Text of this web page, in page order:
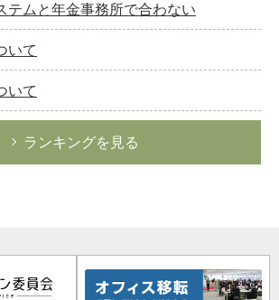
テムと年金事務所で合わない
いて
いて
ランキングを見る